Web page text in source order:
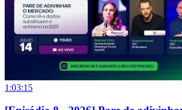
1:03:15